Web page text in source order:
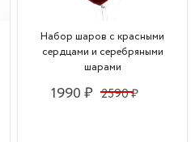
Набор шаров с красными
сердцами и серебряными
шарами
1990 ₽ 2590 ₽